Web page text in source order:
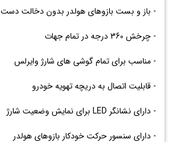
- باز و بست بازوهای هولدر بدون دخالت دست
- چرخش 360 درجه در تمام جهات
- مناسب برای تمام گوشی های شارژ وایرلس
- قابلیت اتصال به دریچه تهویه خودرو
- دارای نشانگر LED برای نمایش وضعیت شارژ
- دارای سنسور حرکت خودکار بازوهای هولدر